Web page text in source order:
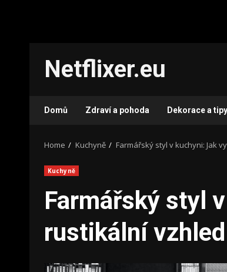
content
Netflixer.eu
Domů Zdraví a pohoda Dekorace a tipy
Home Kuchyně Farmářský styl v kuchyni: Jak
Kuchyně
Farmářský styl
rustikální vzhled